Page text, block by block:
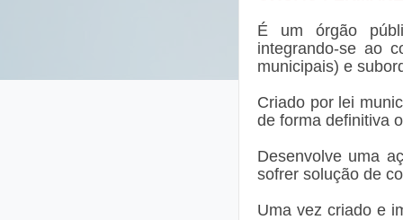
É um órgão
integrando-se ao
municipais) e
Criado por lei
de forma definitiva
Desenvolve uma
sofrer solução de
Uma vez criado e